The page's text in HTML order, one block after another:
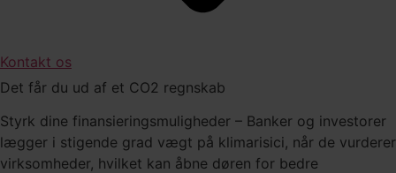
Kontakt os
Det får du ud af et CO2 regnskab
Styrk dine finansieringsmuligheder – Banker og investorer
lægger i stigende grad vægt på klimarisici, når de vurderer
virksomheder, hvilket kan åbne døren for bedre